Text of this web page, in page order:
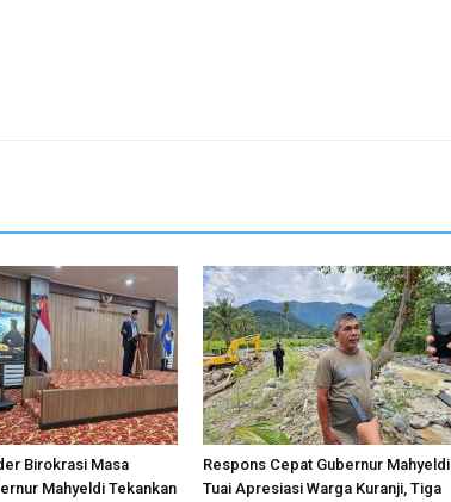
Birokrasi Masa
Mahyeldi Tekankan
Respons Cepat Gubernur Mahyeldi
Tuai Apresiasi Warga Kuranji, Tiga